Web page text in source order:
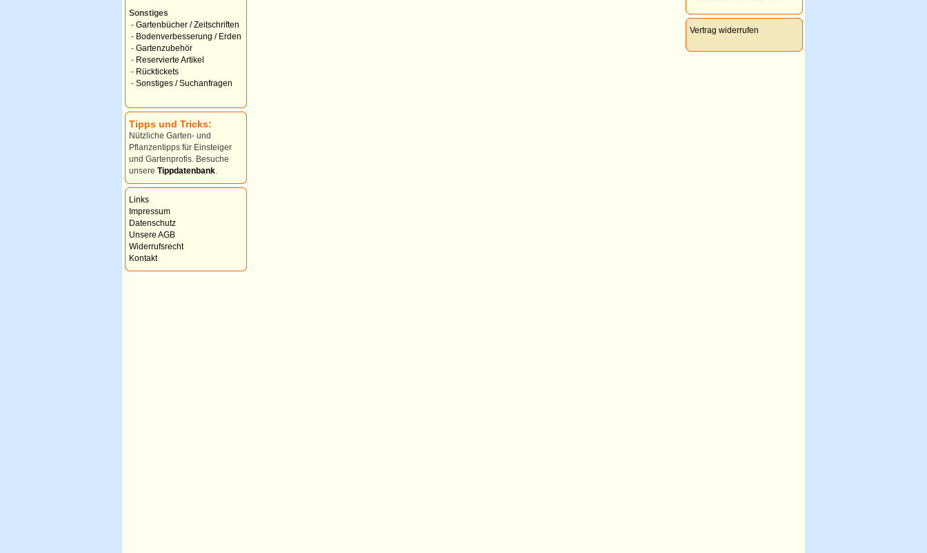
Sonstiges
- Gartenbücher / Zeitschriften
- Bodenverbesserung / Erden
- Gartenzubehör
- Reservierte Artikel
- Rücktickets
- Sonstiges / Suchanfragen
Tipps und Tricks:
Nützliche Garten- und
Pflanzentipps für Einsteiger
und Gartenprofis. Besuche
unsere Tippdatenbank
Links
Impressum
Datenschutz
Unsere AGB
Widerrufsrecht
Kontakt
Vertrag widerrufen